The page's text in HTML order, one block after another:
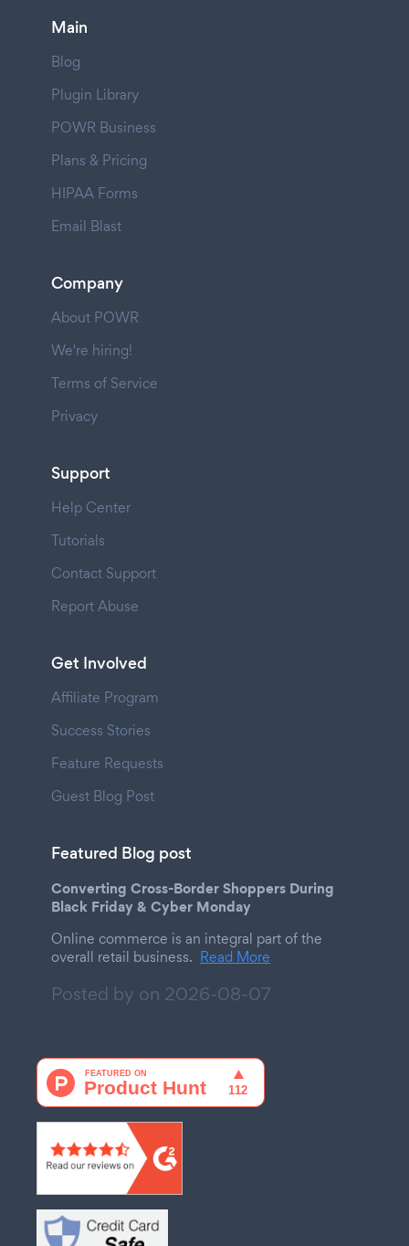
Main
Blog
Plugin Library
POWR Business
Plans & Pricing
HIPAA Forms
Email Blast
Company
About POWR
We're hiring!
Terms of Service
Privacy
Support
Help Center
Tutorials
Contact Support
Report Abuse
Get Involved
Affiliate Program
Success Stories
Feature Requests
Guest Blog Post
Featured Blog post
Converting Cross-Border Shoppers During
Black Friday & Cyber Monday
Online commerce is an integral part of the
overall retail business. Read More
Posted by on 2026-08-07